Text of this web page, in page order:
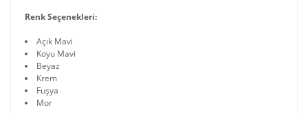
Renk Seçenekleri:
Açık Mavi
Koyu Mavi
Beyaz
Krem
Fuşya
Mor